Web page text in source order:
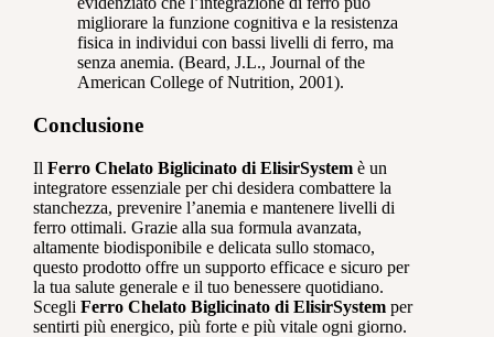
migliorare la funzione cognitiva e la resistenza
fisica in individui con bassi livelli di ferro, ma
senza anemia. (Beard, J.L., Journal of the
American College of Nutrition, 2001).
Conclusione
Il Ferro Chelato Biglicinato di ElisirSystemè un
integratore essenziale per chi desidera combattere la
stanchezza, prevenire l’anemia e mantenere livelli di
ferro ottimali. Grazie alla sua formula avanzata,
altamente biodisponibile e delicata sullo stomaco,
questo prodotto offre un supporto efficace e sicuro per
la tua salute generale e il tuo benessere quotidiano.
Scegli Ferro Chelato Biglicinato di ElisirSystemper
sentirti più energico, più forte e più vitale ogni giorno.